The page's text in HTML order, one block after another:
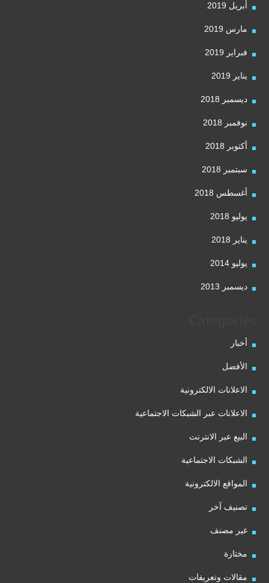
أبريل 2019
مارس 2019
فبراير 2019
يناير 2019
ديسمبر 2018
نوفمبر 2018
أكتوبر 2018
سبتمبر 2018
أغسطس 2018
يوليو 2018
يناير 2018
يوليو 2014
ديسمبر 2013
أخبار
الأفضل
الاعلانات الالكترونية
الاعلانات عبر الشبكات الاجتماعية
البيع عبر الانترنت
الشبكات الاجتماعية
المواقع الالكترونية
تصنيف آخر
غير مصنف
مختارة
مقالات وتعريفات